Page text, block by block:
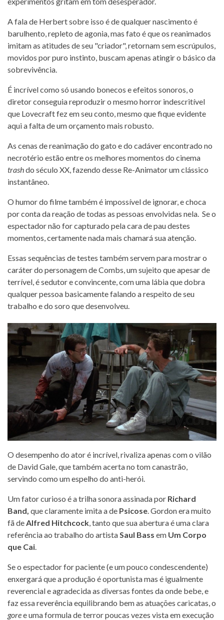
A fala de Herbert sobre isso é de qualquer nascimento é
barulhento, repleto de agonia, mas fato é que os reanimados
imitam as atitudes de seu "criador", retornam sem escrúpulos,
movidos por puro instinto, buscam apenas atingir o básico da
sobrevivência.
É incrível como só usando bonecos e efeitos sonoros, o
diretor conseguia reproduzir o mesmo horror indescritível
que Lovecraft fez em seu conto, mesmo que fique evidente
aqui a falta de um orçamento mais robusto.
As cenas de reanimação do gato e do cadáver encontrado no
necrotério estão entre os melhores momentos do cinema
trashdo século XX, fazendo desse Re-Animator um clássico
instantâneo.
O humor do filme também é impossível de ignorar, e choca
por conta da reação de todas as pessoas envolvidas nela. Se o
espectador não for capturado pela cara de pau destes
momentos, certamente nada mais chamará sua atenção.
Essas sequências de testes também servem para mostrar o
caráter do personagem de Combs, um sujeito que apesar de
terrível, é sedutor e convincente, com uma lábia que dobra
qualquer pessoa basicamente falando a respeito de seu
trabalho e do soro que desenvolveu.
O desempenho do ator é incrível, rivaliza apenas com o vilão
de David Gale, que também acerta no tom canastrão,
servindo como um espelho do anti-herói.
Um fator curioso é a trilha sonora assinada por Richard
Band, que claramente imita a de Psicose . Gordon era muito
fã de Alfred Hitchcock , tanto que sua abertura é uma clara
referência ao trabalho do artista Saul Bass em Um Corpo
que Cai
Se o espectador for paciente (e um pouco condescendente)
enxergará que a produção é oportunista mas é igualmente
reverencial e agradecida as diversas fontes da onde bebe, e
faz essa reverência equilibrando bem as atuações caricatas, o
goree uma formula de terror poucas vezes vista em execução